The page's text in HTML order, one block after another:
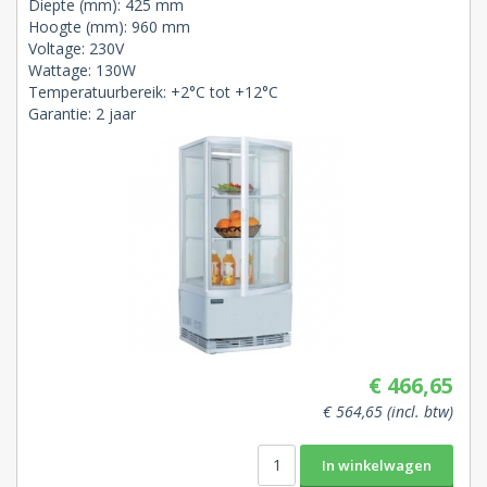
Diepte (mm): 425 mm
Hoogte (mm): 960 mm
Voltage: 230V
Wattage: 130W
Temperatuurbereik: +2°C tot +12°C
Garantie: 2 jaar
€ 466,65
€ 564,65 (incl. btw)